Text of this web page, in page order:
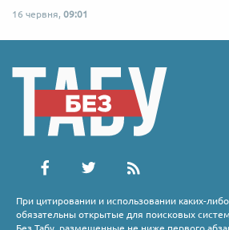
16 червня, 09:01
При цитировании и использовании каких-
обязательны открытые для поисковых